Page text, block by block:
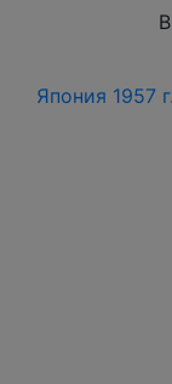
Япония 1957